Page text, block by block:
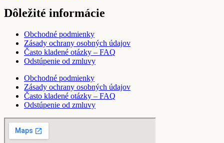
Dôležité informácie
Obchodné podmienky
Zásady ochrany osobných údajov
Často kladené otázky – FAQ
Odstúpenie od zmluvy
Obchodné podmienky
Zásady ochrany osobných údajov
Často kladené otázky – FAQ
Odstúpenie od zmluvy